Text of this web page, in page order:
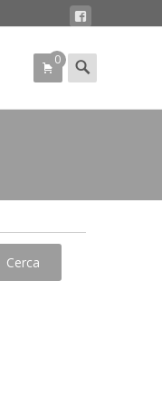
0
Search
for:
Cerca